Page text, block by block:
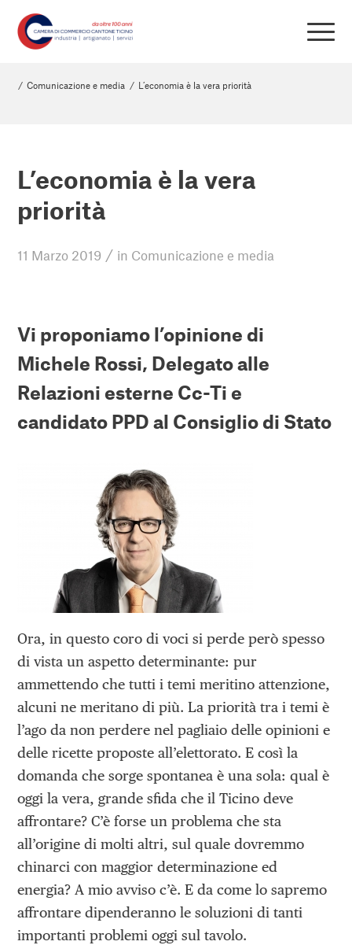
/ Comunicazione e media / L’economia è la vera priorità
L’economia è la vera
priorità
11 Marzo 2019 / in Comunicazione e media
Vi proponiamo l’opinione di
Michele Rossi, Delegato alle
Relazioni esterne Cc-Ti e
candidato PPD al Consiglio di Stato
Ora, in questo coro di voci si perde però spesso
di vista un aspetto determinante: pur
ammettendo che tutti i temi meritino attenzione,
alcuni ne meritano di più. La priorità tra i temi è
l’ago da non perdere nel pagliaio delle opinioni e
delle ricette proposte all’elettorato. E così la
domanda che sorge spontanea è una sola: qual è
oggi la vera, grande sfida che il Ticino deve
affrontare? C’è forse un problema che sta
all’origine di molti altri, sul quale dovremmo
chinarci con maggior determinazione ed
energia? A mio avviso c’è. E da come lo sapremo
affrontare dipenderanno le soluzioni di tanti
importanti problemi oggi sul tavolo.